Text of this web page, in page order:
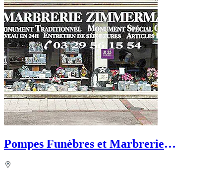
Pompes Funèbres et Marbrerie